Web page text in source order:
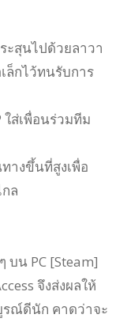
ะสุนไปด้วยลาวา
ล็กไว้ทนรับการ
ส่เพื่อนร่วมทีม
างขึ้นที่สูงเพื่อ
ล
บน PC [Steam]
จึงส่งผลให้
รณ์ดีนัก คาดว่าจะ